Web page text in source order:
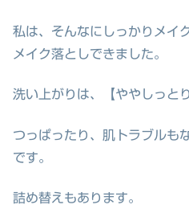
私は、そんなにしっかりメイ
メイク落としできました。
洗い上がりは、【ややしっとり
つっぱったり、肌トラブルも
です。
詰め替えもあります。